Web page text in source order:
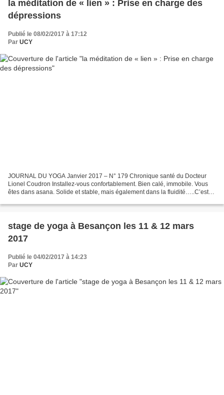
la méditation de « lien » : Prise en charge des
dépressions
Publié le 08/02/2017 à 17:12
Par UCY
JOURNAL DU YOGA Janvier 2017 – N° 179 Chronique santé du Docteur
Lionel Coudron Installez-vous confortablement. Bien calé, immobile. Vous
êtes dans asana. Solide et stable, mais également dans la fluidité…..C’est
stage de yoga à Besançon les 11 & 12 mars
2017
Publié le 04/02/2017 à 14:23
Par UCY